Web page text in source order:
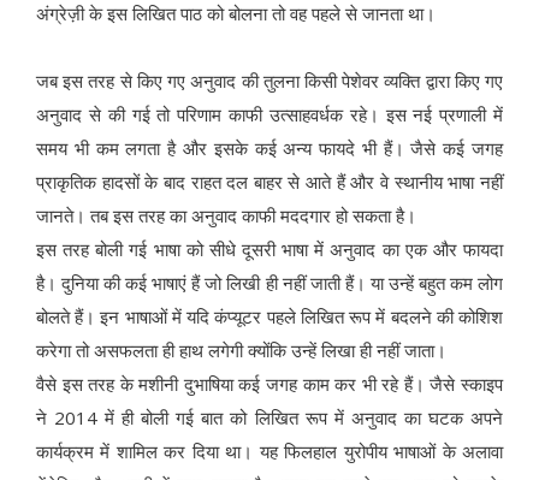
अंग्रेज़ी के इस लिखित पाठ को बोलना तो वह पहले से जानता था।
जब इस तरह से किए गए अनुवाद की तुलना किसी पेशेवर व्यक्ति द्वारा किए गए
अनुवाद से की गई तो परिणाम काफी उत्साहवर्धक रहे। इस नई प्रणाली में
समय भी कम लगता है और इसके कई अन्य फायदे भी हैं। जैसे कई जगह
प्राकृतिक हादसों के बाद राहत दल बाहर से आते हैं और वे स्थानीय भाषा नहीं
जानते। तब इस तरह का अनुवाद काफी मददगार हो सकता है।
इस तरह बोली गई भाषा को सीधे दूसरी भाषा में अनुवाद का एक और फायदा
है। दुनिया की कई भाषाएं हैं जो लिखी ही नहीं जाती हैं। या उन्हें बहुत कम लोग
बोलते हैं। इन भाषाओं में यदि कंप्यूटर पहले लिखित रूप में बदलने की कोशिश
करेगा तो असफलता ही हाथ लगेगी क्योंकि उन्हें लिखा ही नहीं जाता।
वैसे इस तरह के मशीनी दुभाषिया कई जगह काम कर भी रहे हैं। जैसे स्काइप
ने 2014 में ही बोली गई बात को लिखित रूप में अनुवाद का घटक अपने
कार्यक्रम में शामिल कर दिया था। यह फिलहाल युरोपीय भाषाओं के अलावा